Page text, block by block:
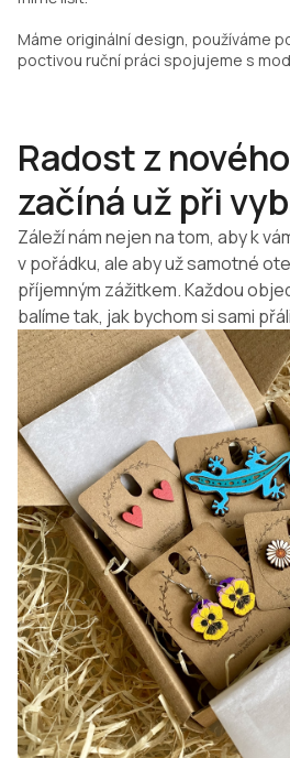
Máme originální design, používáme
poctivou ruční práci spojujeme s
Radost z
začíná už při
Záleží nám nejen na tom, aby k
v pořádku, ale aby už samotné
příjemným zážitkem. Každou
balíme tak, jak bychom si sami